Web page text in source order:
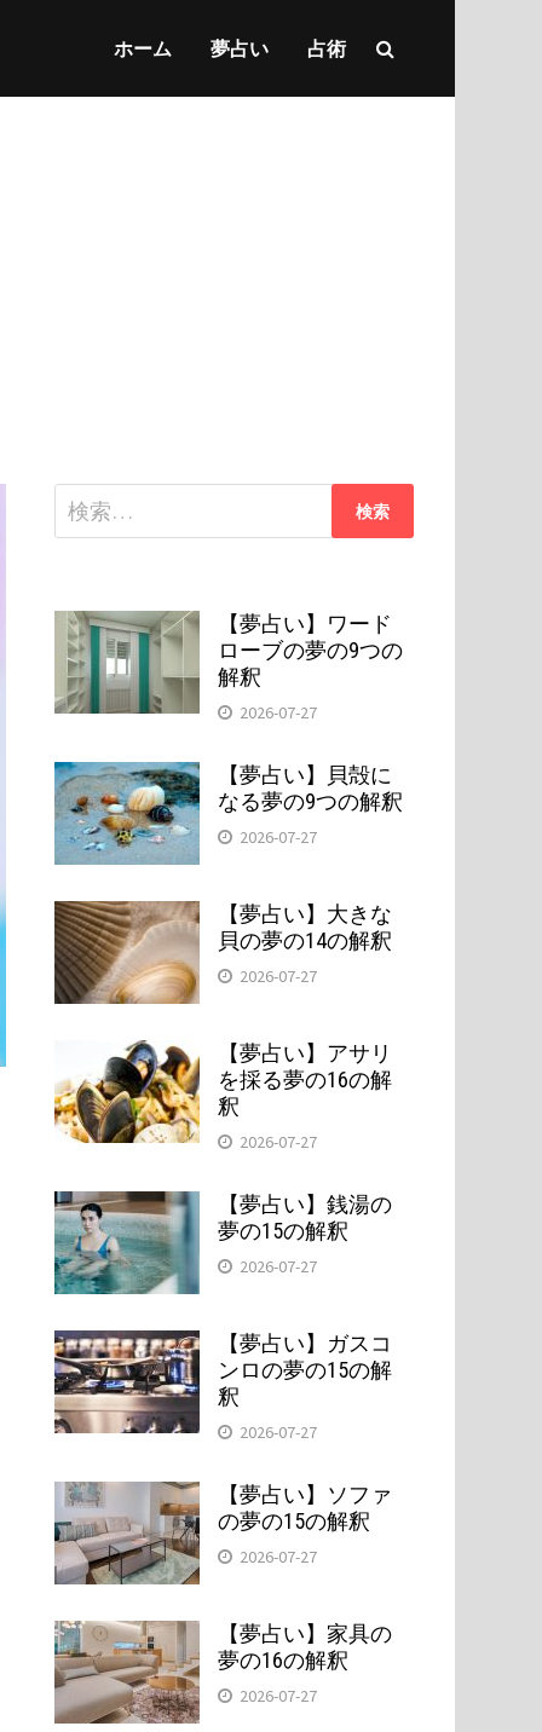
ホーム 夢占い 占術
検
索:
【夢占い】ワード
ローブの夢の9つの
解釈
2026-07-27
【夢占い】貝殻に
なる夢の9つの解釈
2026-07-27
【夢占い】大きな
貝の夢の14の解釈
2026-07-27
【夢占い】アサリ
を採る夢の16の解
釈
2026-07-27
【夢占い】銭湯の
夢の15の解釈
2026-07-27
【夢占い】ガスコ
ンロの夢の15の解
釈
2026-07-27
【夢占い】ソファ
の夢の15の解釈
2026-07-27
【夢占い】家具の
夢の16の解釈
2026-07-27